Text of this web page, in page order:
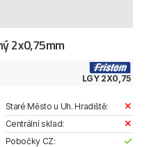
2x0,75mm
LGY 2X0,75
Staré Město u Uh. Hradiště:
Centrální sklad:
Pobočky CZ: